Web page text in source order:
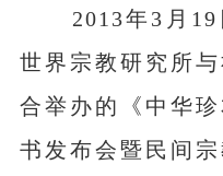
2013年3月
世界宗教研究所
合举办的《中华
书发布会暨民间